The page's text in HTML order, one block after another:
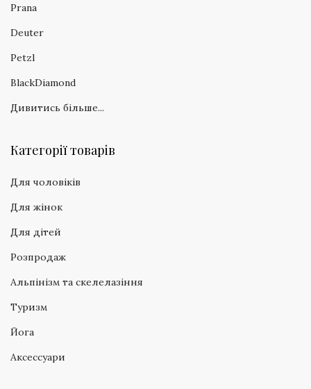
Prana
Deuter
Petzl
BlackDiamond
Дивитись більше...
Категорії товарів
Для чоловіків
Для жінок
Для дітей
Розпродаж
Альпінізм та скелелазіння
Туризм
Йога
Аксессуари